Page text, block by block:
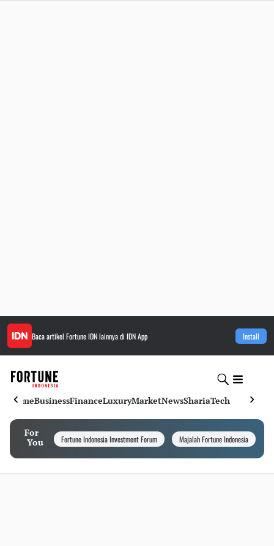
Baca artikel Fortune IDNlainnya di IDN App Install
HomeBusinessFinanceLuxuryMarketNewsShariaTech
For
You
Fortune Indonesia Investment Forum Majalah Fortune Indonesia